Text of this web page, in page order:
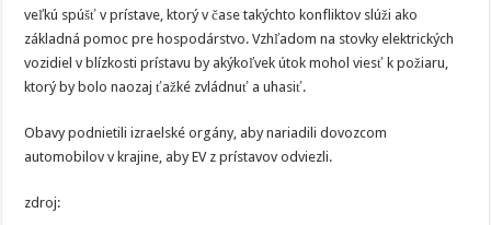
veľkú spúšť v prístave, ktorý v čase takýchto konfliktov slúži ako
základná pomoc pre hospodárstvo. Vzhľadom na stovky elektrických
vozidiel v blízkosti prístavu by akýkoľvek útok mohol viesť k požiaru,
ktorý by bolo naozaj ťažké zvládnuť a uhasiť.
Obavy podnietili izraelské orgány, aby nariadili dovozcom
automobilov v krajine, aby EV z prístavov odviezli.
zdroj: